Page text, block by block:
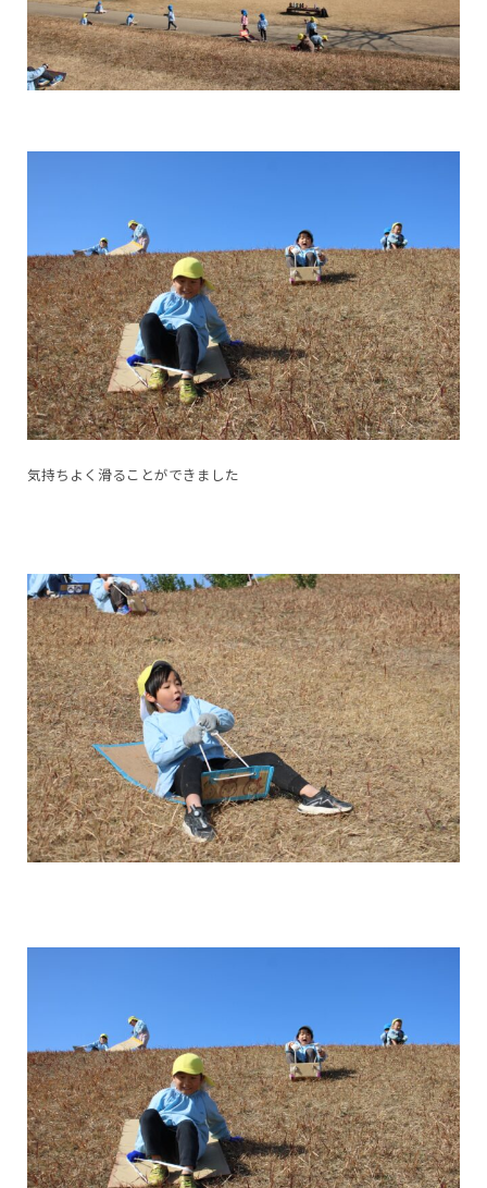
気持ちよく滑ることができました